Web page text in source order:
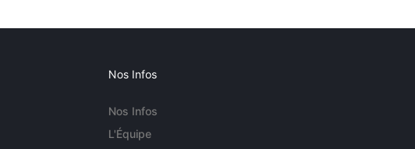
Nos Infos
Nos Infos
L'Équipe